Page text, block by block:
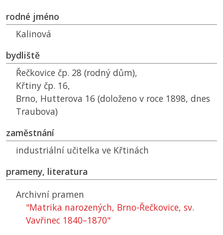
rodné jméno
Kalinová
bydliště
Řečkovice čp. 28 (rodný dům),
Křtiny čp. 16,
Brno, Hutterova 16 (doloženo v roce 1898, dnes
Traubova)
zaměstnání
industriální učitelka ve Křtinách
prameny, literatura
Archivní pramen
"Matrika narozených, Brno-Řečkovice, sv.
Vavřinec 1840–1870"